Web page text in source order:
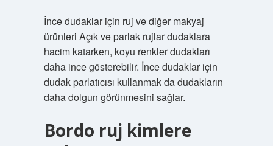
İnce dudaklar için ruj ve diğer makyaj
ürünleri Açık ve parlak rujlar dudaklara
hacim katarken, koyu renkler dudakları
daha ince gösterebilir. İnce dudaklar için
dudak parlatıcısı kullanmak da dudakların
daha dolgun görünmesini sağlar.
Bordo ruj kimlere